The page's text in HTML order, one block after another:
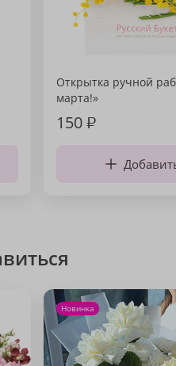
Открытка ручной
марта!»
150₽
Новинка